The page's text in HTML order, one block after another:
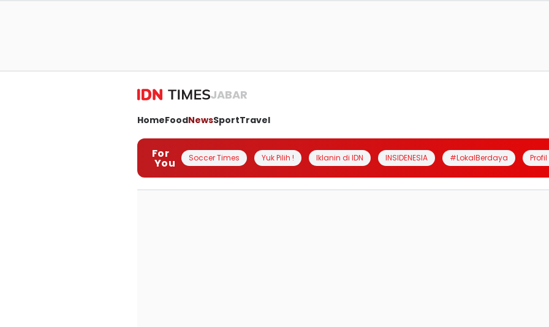
JABAR
HomeFoodNewsSportTravel
For
You Soccer Times Yuk Pilih ! Iklanin di IDN INSIDENESIA #LokalBerdaya